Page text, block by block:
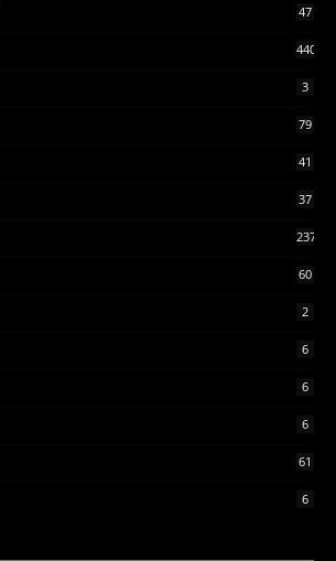
47
440
3
79
41
37
237
60
2
6
6
6
61
6